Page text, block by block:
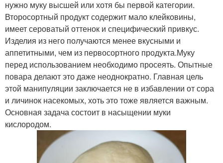
нужно муку высшей или хотя бы первой категории.
Второсортный продукт содержит мало клейковины,
имеет сероватый оттенок и специфический привкус.
Изделия из него получаются менее вкусными и
аппетитными, чем из первосортного продукта.Муку
перед использованием необходимо просеять. Опытные
повара делают это даже неоднократно. Главная цель
этой манипуляции заключается не в избавлении от сора
и личинок насекомых, хоть это тоже является важным.
Основная задача состоит в насыщении муки
кислородом.